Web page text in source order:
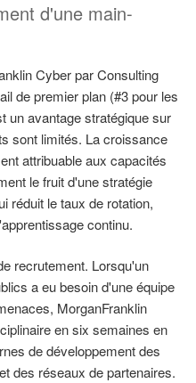
d'une main-
Cyber par Consulting
de premier plan (#3 pour les
un avantage stratégique sur
sont limités. La croissance
attribuable aux capacités
le fruit d'une stratégie
réduit le taux de rotation,
continu.
recrutement. Lorsqu'un
a eu besoin d'une équipe
MorganFranklin
en six semaines en
de développement des
des réseaux de partenaires.